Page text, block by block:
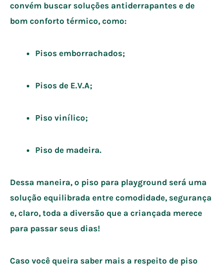
convém buscar soluções antiderrapantes e de
bom conforto térmico, como:
Pisos emborrachados;
Pisos de E.V.A;
Piso vinílico;
Piso de madeira.
Dessa maneira, o piso para playground será uma
solução equilibrada entre comodidade, segurança
e, claro, toda a diversão que a criançada merece
para passar seus dias!
Caso você queira saber mais a respeito de piso